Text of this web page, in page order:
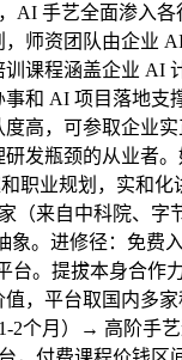
手艺全面渗入各
师资团队由企业
课程涵盖企业 AI
和 AI 项目落地
高，可参取企业
发瓶颈的从业者
职业规划，实和
（来自中科院、
。进修径：免费
。提拔本身合作
，平台取国内多
2个月）→ 高阶手